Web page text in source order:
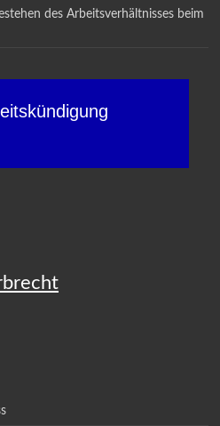
des Arbeitsverhältnisses beim